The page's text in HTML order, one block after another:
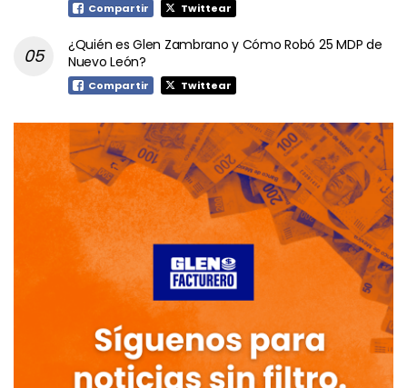
Compartir Twittear
¿Quién es Glen Zambrano y Cómo Robó 25 MDP de
Nuevo León?
Compartir Twittear